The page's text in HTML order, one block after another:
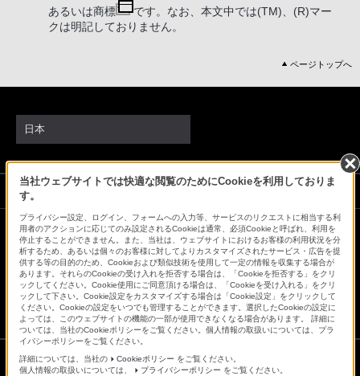
あるいは商標
です。なお、本文中では(TM)、(R)マー
クは明記しておりません。
ページトップへ
当社ウェブサイトでは快適な閲覧のためにCookieを利用しておりま
す。
プライバシー設定、ログイン、フォームへの入力等、サービスのリクエストに相当する利
用者のアクションに応じてのみ設定されるCookieは通常、必須Cookieと呼ばれ、利用を
停止することができません。また、当社は、ウェブサイトにおけるお客様の利用状況を分
析するため、あるいは個々のお客様に対してよりカスタマイズされたサービス・広告を提
供する等の目的のため、Cookieおよび類似技術を使用して一定の情報を収集する場合が
あります。それらのCookieの受け入れを拒否する場合は、「Cookieを拒否する」をクリ
ックしてください。Cookie使用にご同意頂ける場合は、「Cookieを受け入れる」をクリ
ックして下さい。Cookie設定をカスタマイズする場合は「Cookie設定」をクリックして
ください。Cookieの設定をいつでも管理することができます。選択したCookieの設定に
よっては、このウェブサイトの機能の一部が使用できなくなる場合があります。 詳細に
ついては、当社のCookieポリシーをご覧ください。個人情報の取扱いについては、プラ
イバシーポリシーをご覧ください。
詳細については、当社の
Cookieポリシー をご覧ください。
個人情報の取扱いについては、
プライバシーポリシー をご覧ください。
日本
ソニーストアでのお買い物にあたって
会社情報 採用情報 特約店のご案内
ニュースリリース
環境情報
My Sony 利用規約